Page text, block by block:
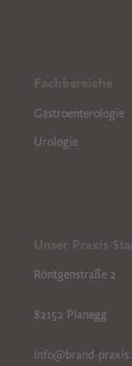
Fachbereiche
Gastroenterologie
Urologie
Unser Praxis-
Röntgenstraße 2
82152 Planegg
info@brand-